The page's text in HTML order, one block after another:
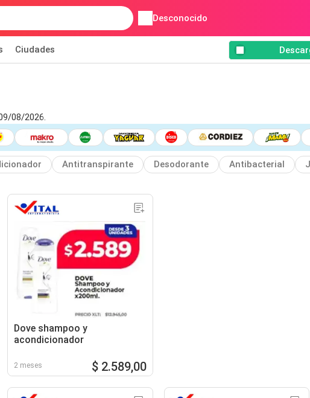
Desconocido
Ciudades
08/2026.
Antitranspirante Desodorante Antibacterial
Dove shampoo y
acondicionador
2 meses $ 2.589,00